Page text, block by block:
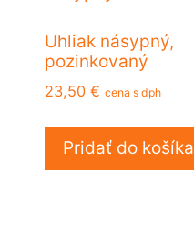
Uhliak násypný,
pozinkovaný
23,50 € cena s dph
Pridať do košíka